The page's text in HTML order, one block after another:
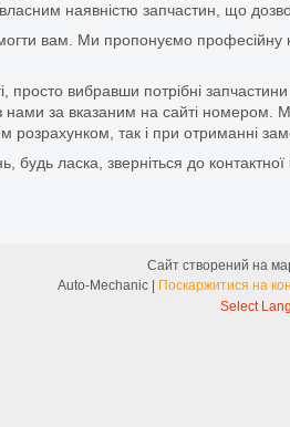
наявністю запчастин, що
вам. Ми пропонуємо
вибравши потрібні
за вказаним на сайті номером.
розрахунком, так і при отриманні
будь ласка, зверніться до
Сайт створений на
Поскаржитися на
Select